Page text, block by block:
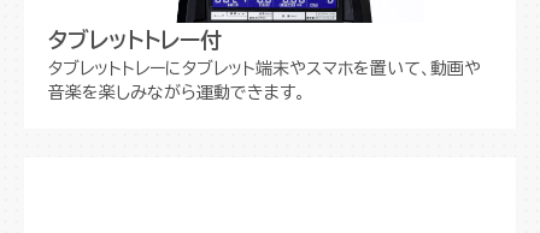
タブレットトレー付
タブレットトレーにタブレット端末やスマホを置いて、動画や
音楽を楽しみながら運動できます。